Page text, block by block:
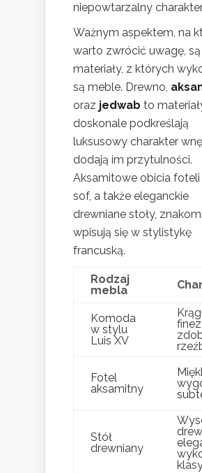
niepowtarzalny
Ważnym aspektem, na
warto zwrócić uwagę, są
materiały, z których
są meble. Drewno,
oraz jedwab to
doskonale podkreślają
luksusowy charakter
dodają im przytulności.
Aksamitowe obicia
sof, a także eleganckie
drewniane stoły,
wpisują się w stylistykę
francuską.
Rodzaj
mebla
Komoda
w stylu
Luis XV
Fotel
aksamitny
Stół
drewniany